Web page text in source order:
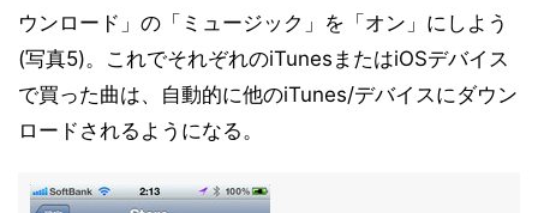
ウンロード」の「ミュージック」を「オン」にしよう
(写真5)。これでそれぞれのiTunesまたはiOSデバイス
で買った曲は、自動的に他のiTunes/デバイスにダウン
ロードされるようになる。